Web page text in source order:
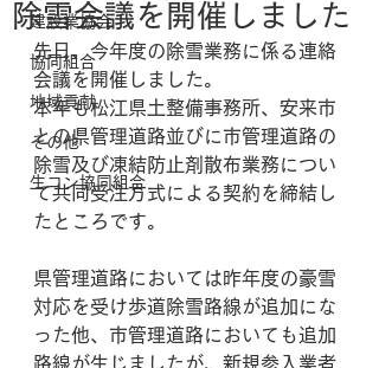
建設業協会
協同組合
地域貢献
その他
生コン協同組合
除雪会議を開催しました
先日、今年度の除雪業務に係る連絡
会議を開催しました。
本年も松江県土整備事務所、安来市
との県管理道路並びに市管理道路の
除雪及び凍結防止剤散布業務につい
て共同受注方式による契約を締結し
たところです。
県管理道路においては昨年度の豪雪
対応を受け歩道除雪路線が追加にな
った他、市管理道路においても追加
路線が生じましたが、新規参入業者